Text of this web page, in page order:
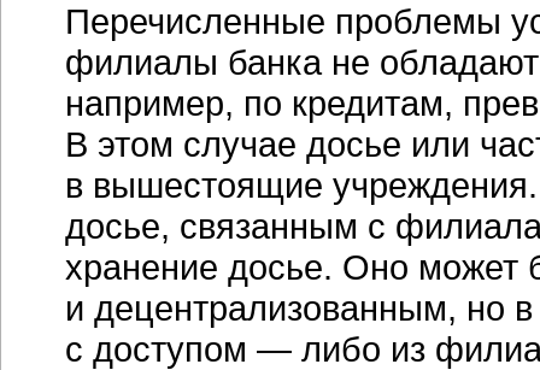
Перечисленные проблемы
филиалы банка не
например, по кредитам,
В этом случае досье или
в вышестоящие
досье, связанным с
хранение досье. Оно может
и децентрализованным, но
с доступом — либо из